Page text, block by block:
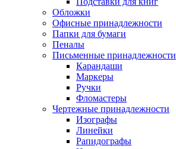
Обложки
Офисные принадлежности
Папки для бумаги
Пеналы
Письменные принадлежности
Карандаши
Маркеры
Ручки
Фломастеры
Чертежные принадлежности
Изографы
Линейки
Рапидографы